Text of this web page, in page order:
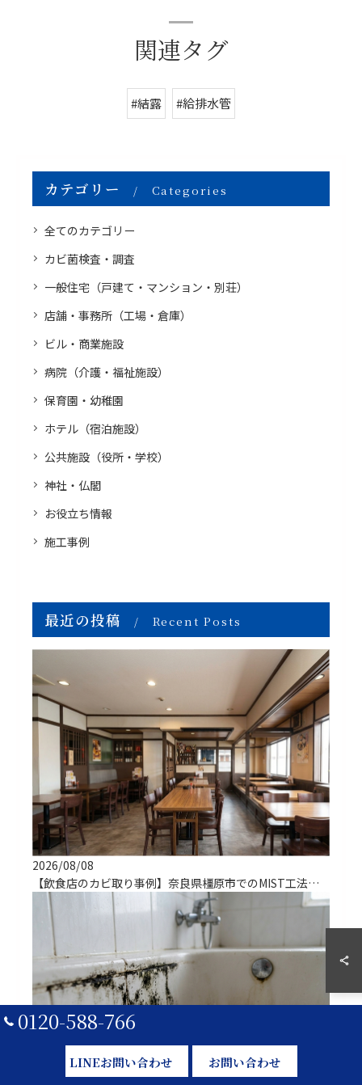
関連タグ
#結露 #給排水管
カテゴリー Categories
全てのカテゴリー
カビ菌検査・調査
一般住宅（戸建て・マンション・別荘）
店舗・事務所（工場・倉庫）
ビル・商業施設
病院（介護・福祉施設）
保育園・幼稚園
ホテル（宿泊施設）
公共施設（役所・学校）
神社・仏閣
お役立ち情報
施工事例
最近の投稿 Recent Posts
2026/08/08
【飲食店のカビ取り事例】奈良県橿原市でのMIST工法による解決実績
0120-588-766
LINEお問い合わせ お問い合わせ